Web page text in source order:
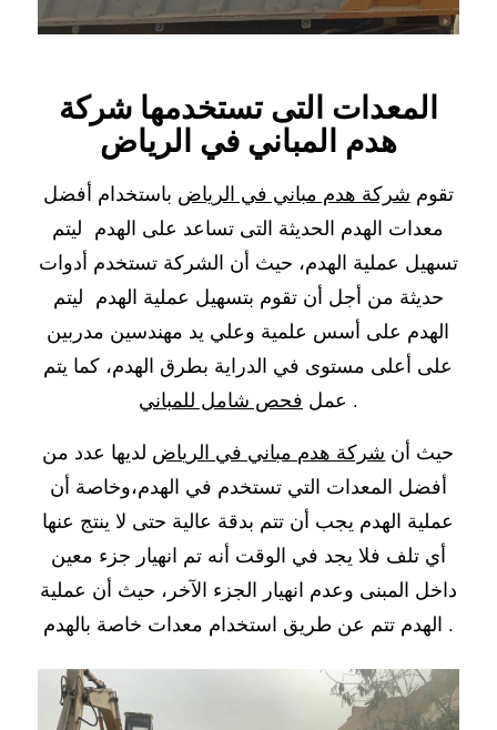
المعدات التى تستخدمها شركة
هدم المباني في الرياض
تقوم شركة هدم مباني في الرياض باستخدام أفضل
معدات الهدم الحديثة التى تساعد على الهدم ليتم
تسهيل عملية الهدم، حيث أن الشركة تستخدم أدوات
حديثة من أجل أن تقوم بتسهيل عملية الهدم ليتم
الهدم على أسس علمية وعلي يد مهندسين مدربين
على أعلى مستوى في الدراية بطرق الهدم، كما يتم
عمل فحص شامل للمباني
.
حيث أن شركة هدم مباني في الرياض لديها عدد من
أفضل المعدات التي تستخدم في الهدم،وخاصة أن
عملية الهدم يجب أن تتم بدقة عالية حتى لا ينتج عنها
أي تلف فلا يجد في الوقت أنه تم انهيار جزء معين
داخل المبنى وعدم انهيار الجزء الآخر، حيث أن عملية
الهدم تتم عن طريق استخدام معدات خاصة بالهدم .